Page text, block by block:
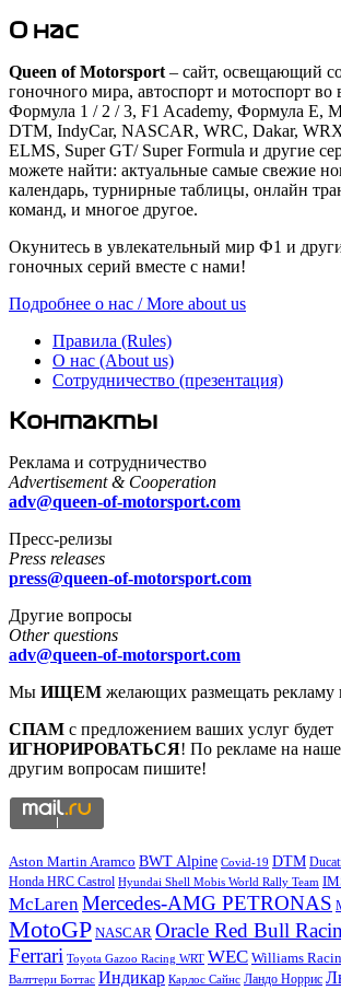
О нас
Queen of Motorsport – сайт, освещающий
гоночного мира, автоспорт и мотоспорт во
Формула 1 / 2 / 3, F1 Academy, Формула Е,
DTM, IndyCar, NASCAR, WRC, Dakar,
ELMS, Super GT/ Super Formula и другие
можете найти: актуальные самые свежие
календарь, турнирные таблицы, онлайн
команд, и многое другое.
Окунитесь в увлекательный мир Ф1 и
гоночных серий вместе с нами!
Подробнее о нас / More about us
Правила (Rules)
О нас (About us)
Сотрудничество (презентация)
Контакты
Реклама и сотрудничество
Advertisement & Cooperation
adv@queen-of-motorsport.com
Пресс-релизы
Press releases
press@queen-of-motorsport.com
Другие вопросы
Other questions
adv@queen-of-motorsport.com
Мы ИЩЕМ желающих размещать рекламу
СПАМ с предложением ваших услуг будет
ИГНОРИРОВАТЬСЯ! По рекламе на
другим вопросам пишите!
Aston Martin Aramco BWT Alpine Covid-19 DTM
Honda HRC Castrol Hyundai Shell Mobis World Rally Team
McLaren Mercedes-AMG PETRONAS
MotoGP NASCAR Oracle Red Bull
Ferrari Toyota Gazoo Racing WRT WEC Williams
Валттери Боттас Индикар Карлос Сайнс Ландо Норрис